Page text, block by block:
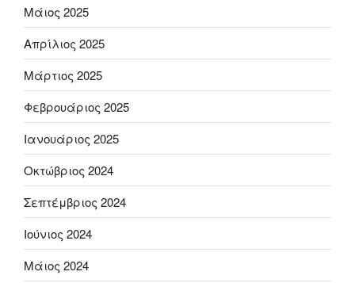
Μάιος 2025
Απρίλιος 2025
Μάρτιος 2025
Φεβρουάριος 2025
Ιανουάριος 2025
Οκτώβριος 2024
Σεπτέμβριος 2024
Ιούνιος 2024
Μάιος 2024